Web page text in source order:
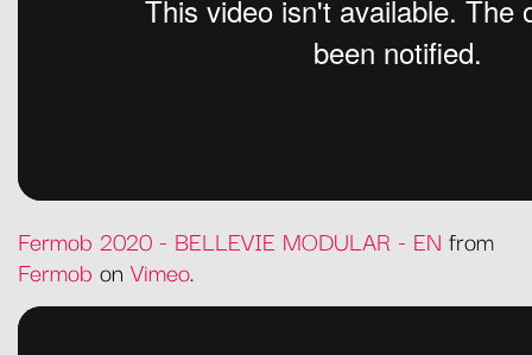
Fermob 2020 - BELLEVIE MODULAR - EN from
Fermob on Vimeo.